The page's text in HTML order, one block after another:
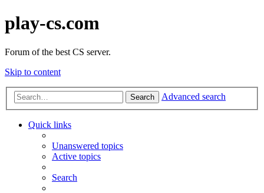
play-cs.com
Forum of the best CS server.
Skip to content
Search Advanced search
Quick links
Unanswered topics
Active topics
Search